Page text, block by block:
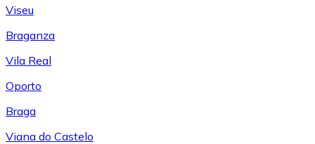
Viseu
Braganza
Vila Real
Oporto
Braga
Viana do Castelo